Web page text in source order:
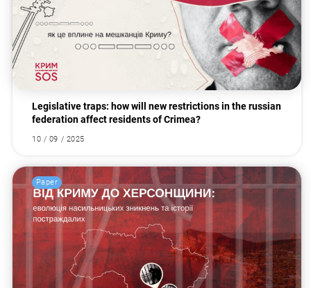
Legislative traps: how will new restrictions in the russian
federation affect residents of Crimea?
10 / 09 / 2025
Paper